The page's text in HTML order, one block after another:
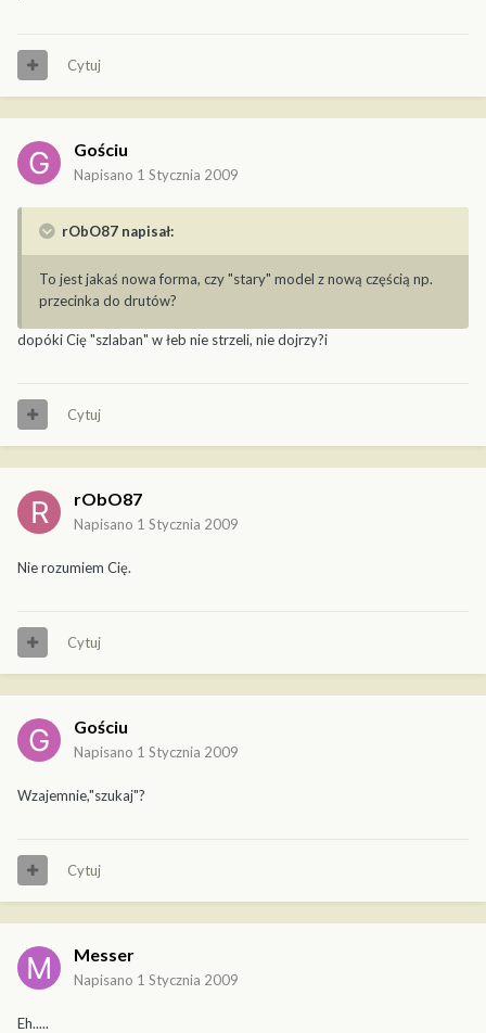
Cytuj
Gościu
Napisano 1 Stycznia 2009
rObO87 napisał:
To jest jakaś nowa forma, czy "stary" model z nową częścią np.
przecinka do drutów?
dopóki Cię "szlaban" w łeb nie strzeli, nie dojrzy?i
Cytuj
rObO87
Napisano 1 Stycznia 2009
Nie rozumiem Cię.
Cytuj
Gościu
Napisano 1 Stycznia 2009
Wzajemnie,"szukaj"?
Cytuj
Messer
Napisano 1 Stycznia 2009
Eh.....